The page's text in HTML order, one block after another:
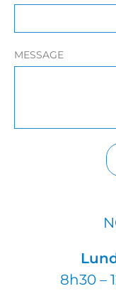
MESSAGE
8h30 –